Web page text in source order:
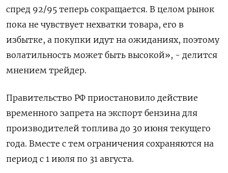
спред 92/95 теперь сокращается. В целом рынок
пока не чувствует нехватки товара, его в
избытке, а покупки идут на ожиданиях, поэтому
волатильность может быть высокой», - делится
мнением трейдер.
Правительство РФ приостановило действие
временного запрета на экспорт бензина для
производителей топлива до 30 июня текущего
года. Вместе с тем ограничения сохраняются на
период с 1 июля по 31 августа.